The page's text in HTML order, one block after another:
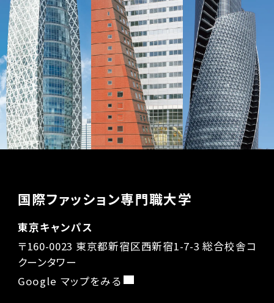
国際ファッション専門職大学
東京キャンパス
〒160-0023 東京都新宿区西新宿1-7-3 総合校舎コ
クーンタワー
Google マップをみる